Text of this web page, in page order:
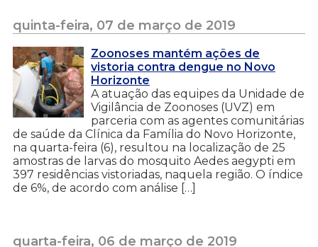
quinta-feira, 07 de março de 2019
Zoonoses mantém ações de
vistoria contra dengue no Novo
Horizonte
A atuação das equipes da Unidade de
Vigilância de Zoonoses (UVZ) em
parceria com as agentes comunitárias
de saúde da Clínica da Família do Novo Horizonte,
na quarta-feira (6), resultou na localização de 25
amostras de larvas do mosquito Aedes aegypti em
397 residências vistoriadas, naquela região. O índice
de 6%, de acordo com análise […]
quarta-feira, 06 de março de 2019